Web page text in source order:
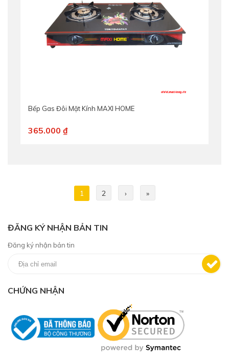
Bếp Gas Đôi Mặt Kính MAXI HOME
365.000 ₫
1 2 › »
ĐĂNG KÝ NHẬN BẢN TIN
Đăng ký nhận bản tin
CHỨNG NHẬN